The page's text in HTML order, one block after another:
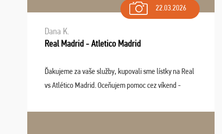
22.03.2026
Dana K.
Real Madrid - Atletico Madrid
Ďakujeme za vaše služby, kupovali sme lístky na Real
vs Atlético Madrid. Oceňujem pomoc cez víkend -
spokojnosti. Sedenie bolo dobré, štadión Barnabéu ...